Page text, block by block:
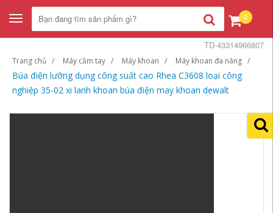
Toggle
navigation
0
Trang chủ Máy cầm tay Máy khoan Máy khoan đa năng
Búa điện lưỡng dụng công suất cao Rhea C3608 loại công
nghiệp 35-02 xi lanh khoan búa điện may khoan dewalt
TD-43314966807